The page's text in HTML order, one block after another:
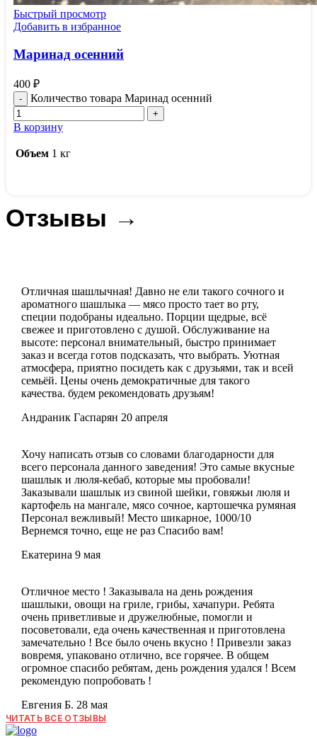
Быстрый просмотр
Добавить в избранное
Маринад осенний
400 ₽
Количество товара Маринад осенний
В корзину
Объем 1 кг
Отзывы →
Отличная шашлычная! Давно не ели такого сочного и
ароматного шашлыка — мясо просто тает во рту,
специи подобраны идеально. Порции щедрые, всё
свежее и приготовлено с душой. Обслуживание на
высоте: персонал внимательный, быстро принимает
заказ и всегда готов подсказать, что выбрать. Уютная
атмосфера, приятно посидеть как с друзьями, так и всей
семьёй. Цены очень демократичные для такого
качества. будем рекомендовать друзьям!
Андраник Гаспарян 20 апреля
Хочу написать отзыв со словами благодарности для
всего персонала данного заведения! Это самые вкусные
шашлык и люля-кебаб, которые мы пробовали!
Заказывали шашлык из свиной шейки, говяжьи люля и
картофель на мангале, мясо сочное, картошечка румяная
Персонал вежливый! Место шикарное, 1000/10
Вернемся точно, еще не раз Спасибо вам!
Екатерина 9 мая
Отличное место ! Заказывала на день рождения
шашлыки, овощи на гриле, грибы, хачапури. Ребята
очень приветливые и дружелюбные, помогли и
посоветовали, еда очень качественная и приготовлена
замечательно ! Все было очень вкусно ! Привезли заказ
вовремя, упаковано отлично, все горячее. В общем
огромное спасибо ребятам, день рождения удался ! Всем
рекомендую попробовать !
Евгения Б. 28 мая
ЧИТАТЬ ВСЕ ОТЗЫВЫ